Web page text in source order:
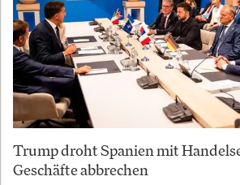
Trump droht Spanien mit
Geschäfte abbrechen